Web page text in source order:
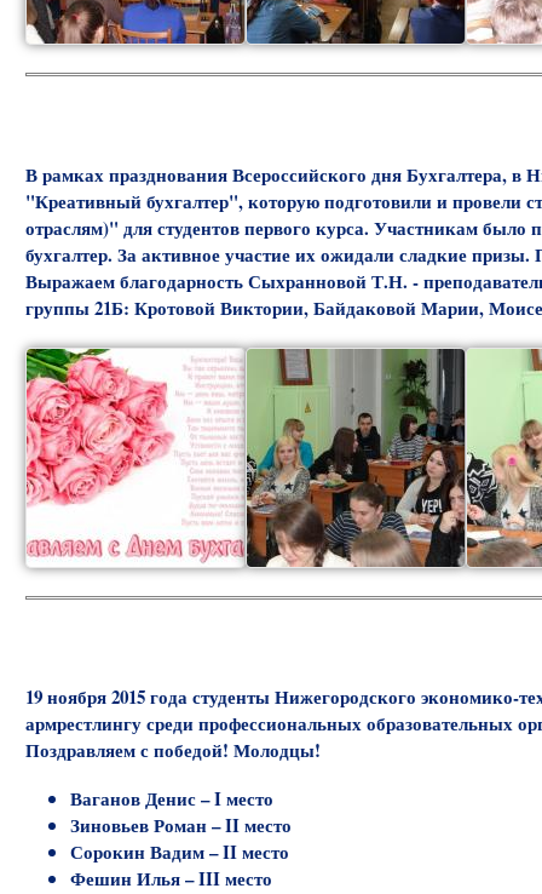
В рамках празднования Всероссийского дня Бухгалтера,
"Креативный бухгалтер", которую подготовили и провели
отраслям)" для студентов первого курса. Участникам было
бухгалтер. За активное участие их ожидали сладкие
Выражаем благодарность Сыхранновой Т.Н. -
группы 21Б: Кротовой Виктории, Байдаковой Марии,
19 ноября 2015 года студенты Нижегородского экономико-
армрестлингу среди профессиональных образовательных
Поздравляем с победой! Молодцы!
Ваганов Денис – I место
Зиновьев Роман – II место
Сорокин Вадим – II место
Фешин Илья – III место